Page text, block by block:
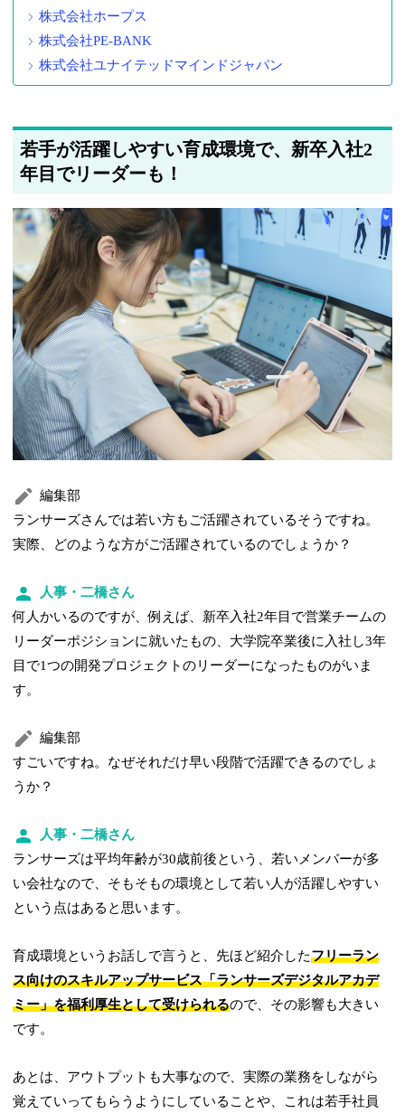
株式会社ホープス
株式会社PE-BANK
株式会社ユナイテッドマインドジャパン
若手が活躍しやすい育成環境で、新卒入社2
年目でリーダーも！
編集部
ランサーズさんでは若い方もご活躍されているそうですね。
実際、どのような方がご活躍されているのでしょうか？
人事・二橋さん
何人かいるのですが、例えば、新卒入社2年目で営業チームの
リーダーポジションに就いたもの、大学院卒業後に入社し3年
目で1つの開発プロジェクトのリーダーになったものがいま
す。
編集部
すごいですね。なぜそれだけ早い段階で活躍できるのでしょ
うか？
人事・二橋さん
ランサーズは平均年齢が30歳前後という、若いメンバーが多
い会社なので、そもそもの環境として若い人が活躍しやすい
という点はあると思います。
育成環境というお話しで言うと、先ほど紹介したフリーラン
ス向けのスキルアップサービス「ランサーズデジタルアカデ
ミー」を福利厚生として受けられるので、その影響も大きい
です。
あとは、アウトプットも大事なので、実際の業務をしながら
覚えていってもらうようにしていることや、これは若手社員